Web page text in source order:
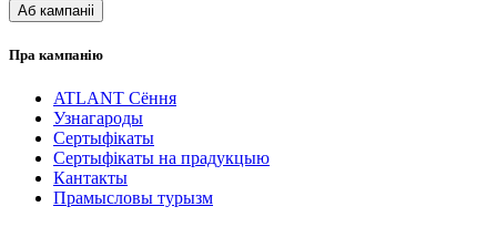
Аб кампаніі
Пра кампанію
ATLANT Сёння
Узнагароды
Сертыфікаты
Сертыфікаты на прадукцыю
Кантакты
Прамысловы турызм